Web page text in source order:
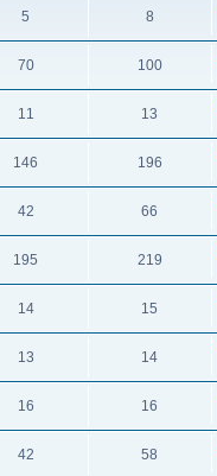
5 8
70 100
11 13
146 196
42 66
195 219
14 15
13 14
16 16
42 58